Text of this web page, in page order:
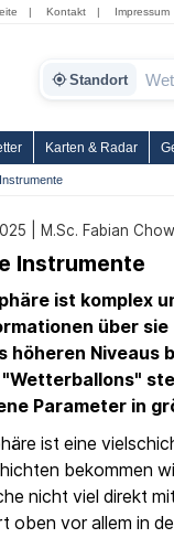
| Kontakt | Impressum
Standort
Karten & Radar
| M.Sc. Fabian Chow
Instrumente
ist komplex
über sie
höheren Niveaus
Parameter in
ist eine
bekommen
nicht viel direkt
oben vor allem in